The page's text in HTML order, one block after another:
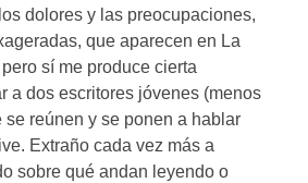
dolores y las preocupaciones,
que aparecen en La
sí me produce cierta
a dos escritores jóvenes (menos
se reúnen y se ponen a hablar
Extraño cada vez más a
sobre qué andan leyendo o